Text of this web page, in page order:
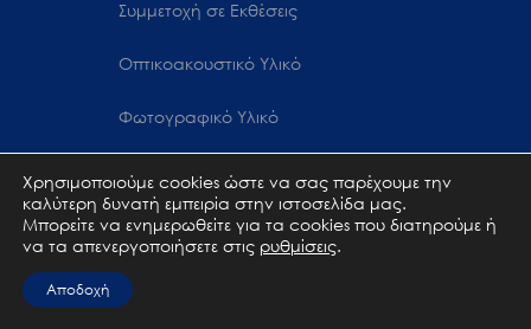
Συμμετοχή σε Εκθέσεις
Οπτικοακουστικό Υλικό
Φωτογραφικό Υλικό
Έντυπο Υλικό
Αγορές & Στατιστικά Στοιχεία
Χρησιμοποιούμε cookies ώστε να σας παρέχουμε την
καλύτερη δυνατή εμπειρία στην ιστοσελίδα μας.
Μπορείτε να ενημερωθείτε για τα cookies που διατηρούμε ή
να τα απενεργοποιήσετε στις ρυθμίσεις.
Αποδοχή